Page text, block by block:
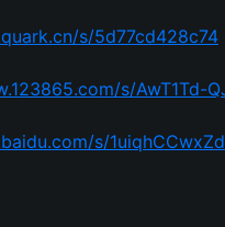
s/5d77cd428c74
s/AwT1Td-
s/